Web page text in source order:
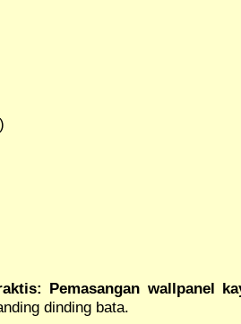
Pemasangan wallpanel
dinding bata.